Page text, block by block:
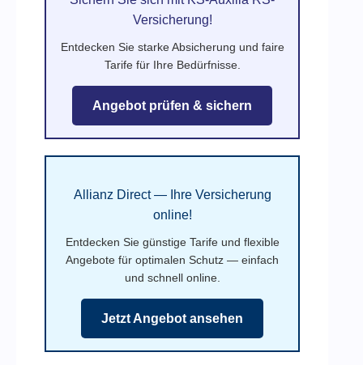
Versicherung!
Entdecken Sie starke Absicherung und faire
Tarife für Ihre Bedürfnisse.
Angebot prüfen & sichern
Allianz Direct — Ihre Versicherung
online!
Entdecken Sie günstige Tarife und flexible
Angebote für optimalen Schutz — einfach
und schnell online.
Jetzt Angebot ansehen